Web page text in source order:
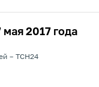
2017 года
ТСН24